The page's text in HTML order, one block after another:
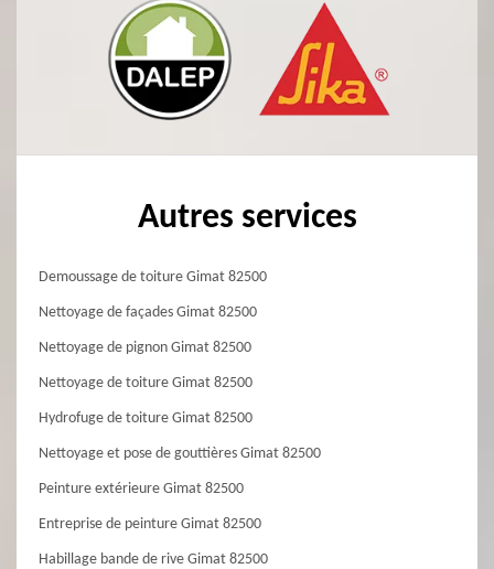
Autres services
Demoussage de toiture Gimat 82500
Nettoyage de façades Gimat 82500
Nettoyage de pignon Gimat 82500
Nettoyage de toiture Gimat 82500
Hydrofuge de toiture Gimat 82500
Nettoyage et pose de gouttières Gimat 82500
Peinture extérieure Gimat 82500
Entreprise de peinture Gimat 82500
Habillage bande de rive Gimat 82500